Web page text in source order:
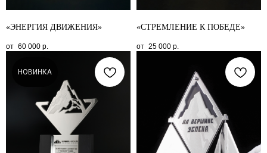
«ЭНЕРГИЯ ДВИЖЕНИЯ»
60 000 р.
«СТРЕМЛЕНИЕ К ПОБЕДЕ»
25 000 р.
НОВИНКА